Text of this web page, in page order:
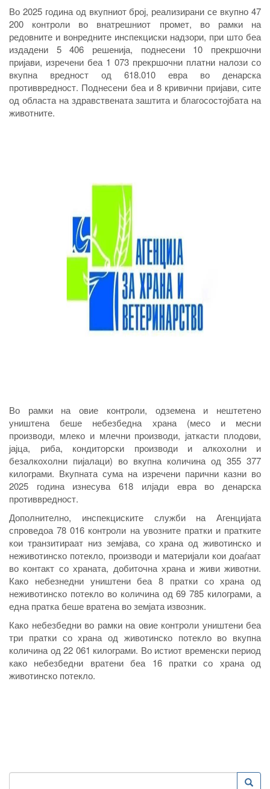
Во 2025 година од вкупниот број, реализирани се вкупно 47
200 контроли во внатрешниот промет, во рамки на
редовните и вонредните инспекциски надзори, при што беа
издадени 5 406 решенија, поднесени 10 прекршочни
пријави, изречени беа 1 073 прекршочни платни налози со
вкупна вредност од 618.010 евра во денарска
противвредност. Поднесени беа и 8 кривични пријави, сите
од областа на здравствената заштита и благосостојбата на
животните.
Во рамки на овие контроли, одземена и нештетено
уништена беше небезбедна храна (месо и месни
производи, млеко и млечни производи, јаткасти плодови,
јајца, риба, кондиторски производи и алкохолни и
безалкохолни пијалаци) во вкупна количина од 355 377
килограми. Вкупната сума на изречени парични казни во
2025 година изнесува 618 илјади евра во денарска
противвредност.
Дополнително, инспекциските служби на Агенцијата
спроведоа 78 016 контроли на увозните пратки и пратките
кои транзитираат низ земјава, со храна од животинско и
неживотинско потекло, производи и материјали кои доаѓаат
во контакт со храната, добиточна храна и живи животни.
Како небезнедни уништени беа 8 пратки со храна од
неживотинско потекло во количина од 69 785 килограми, а
една пратка беше вратена во земјата извозник.
Како небезбедни во рамки на овие контроли уништени беа
три пратки со храна од животинско потекло во вкупна
количина од 22 061 килограми. Во истиот временски период
како небезбедни вратени беа 16 пратки со храна од
животинско потекло.
Пребарување